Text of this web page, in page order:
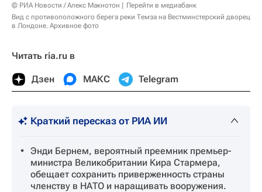
© РИА Новости / Алекс Макнотон
Перейти в медиабанк
Вид с противоположного берега реки Темза на Вестминстерский дворец
в Лондоне. Архивное фото
Читать ria.ru в
Дзен МАКС Telegram
Краткий пересказ от РИА ИИ
Энди Бернем, вероятный преемник премьер-
министра Великобритании Кира Стармера,
обещает сохранить приверженность страны
членству в НАТО и наращивать вооружения.